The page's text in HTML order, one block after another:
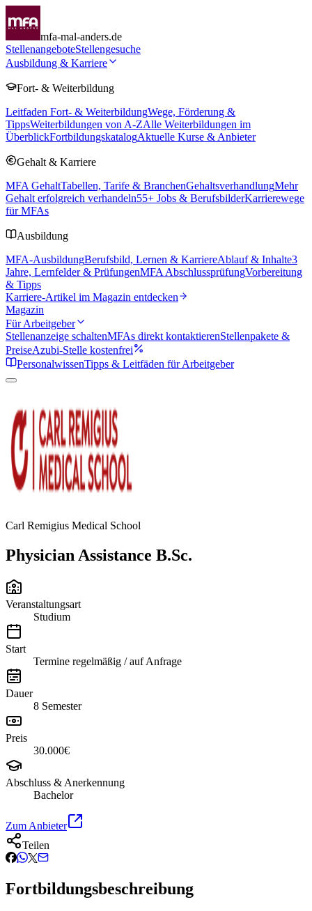
mfa-mal-anders.de
StellenangeboteStellengesuche
Ausbildung & Karriere
Fort- & Weiterbildung
Leitfaden Fort- & WeiterbildungWege, Förderung &
TippsWeiterbildungen von A-ZAlle Weiterbildungen im
ÜberblickFortbildungskatalogAktuelle Kurse & Anbieter
Gehalt & Karriere
MFA GehaltTabellen, Tarife & BranchenGehaltsverhandlungMehr
Gehalt erfolgreich verhandeln55+ Jobs & BerufsbilderKarrierewege
für MFAs
Ausbildung
MFA-AusbildungBerufsbild, Lernen & KarriereAblauf & Inhalte3
Jahre, Lernfelder & PrüfungenMFA AbschlussprüfungVorbereitung
& Tipps
Karriere-Artikel im Magazin entdecken
Magazin
Für Arbeitgeber
Stellenanzeige schaltenMFAs direkt kontaktierenStellenpakete &
PreiseAzubi-Stelle kostenfrei
PersonalwissenTipps & Leitfäden für Arbeitgeber
Carl Remigius Medical School
Physician Assistance B.Sc.
Veranstaltungsart
Studium
Start
Termine regelmäßig / auf Anfrage
Dauer
8 Semester
Preis
30.000€
Abschluss & Anerkennung
Bachelor
Zum Anbieter
Teilen
Fortbildungsbeschreibung